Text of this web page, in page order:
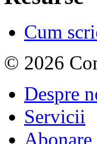
Cum
© 2026
Despre
Servicii
Abonare